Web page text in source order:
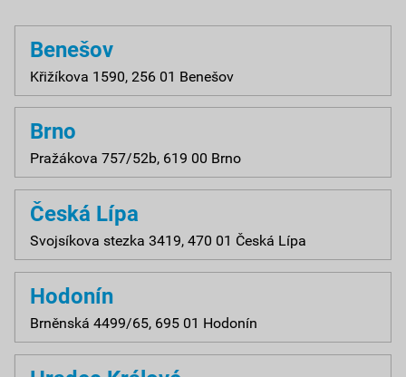
Benešov
Křižíkova 1590, 256 01 Benešov
Brno
Pražákova 757/52b, 619 00 Brno
Česká Lípa
Svojsíkova stezka 3419, 470 01 Česká Lípa
Hodonín
Brněnská 4499/65, 695 01 Hodonín